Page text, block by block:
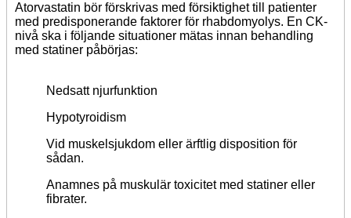
Atorvastatin bör förskrivas med försiktighet till patienter
med predisponerande faktorer för rhabdomyolys. En CK-
nivå ska i följande situationer mätas innan behandling
med statiner påbörjas:
Nedsatt njurfunktion
Hypotyroidism
Vid muskelsjukdom eller ärftlig disposition för
sådan.
Anamnes på muskulär toxicitet med statiner eller
fibrater.